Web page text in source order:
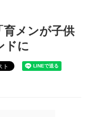
ト】「育メンが子供連れて
育メンが子供
ドに
ト